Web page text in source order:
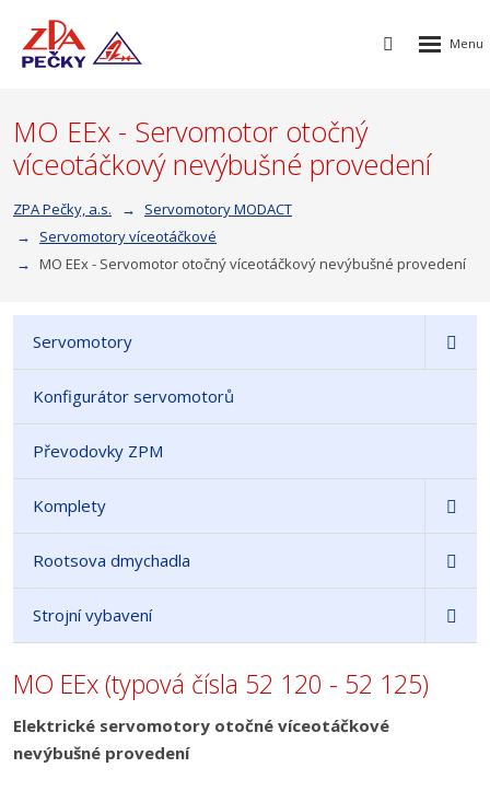
Vyhledávání
Rozbalení
MO EEx - Servomotor otočný
víceotáčkový nevýbušné provedení
ZPA Pečky, a.s.
Servomotory MODACT
Servomotory víceotáčkové
MO EEx - Servomotor otočný víceotáčkový nevýbušné provedení
Servomotory
Konfigurátor servomotorů
Převodovky ZPM
Komplety
Rootsova dmychadla
Strojní vybavení
MO EEx (typová čísla 52 120 - 52 125)
Elektrické servomotory otočné víceotáčkové
nevýbušné provedení